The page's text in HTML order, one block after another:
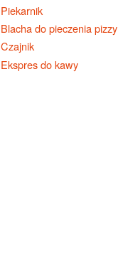
Piekarnik
Blacha do pieczenia pizzy
Czajnik
Ekspres do kawy